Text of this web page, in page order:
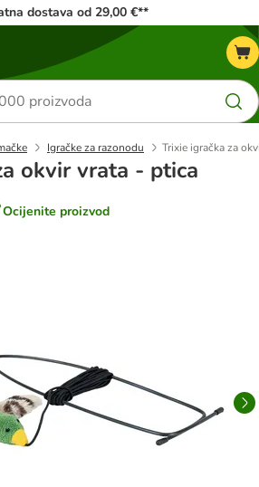
dostava od 29,00 €**
Igračke za razonodu Trixie igračka za
okvir vrata - ptica
Ocijenite proizvod